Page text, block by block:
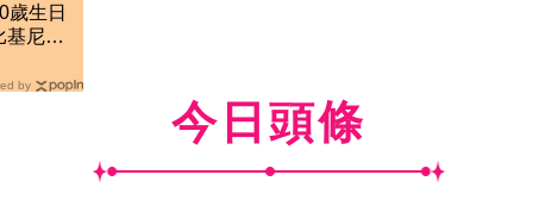
歲生日
尼辣
by
今日頭條